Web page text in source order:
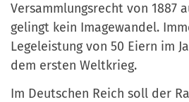
Versammlungsrecht von 1887
gelingt kein Imagewandel.
Legeleistung von 50 Eiern im
dem ersten Weltkrieg.
Im Deutschen Reich soll der